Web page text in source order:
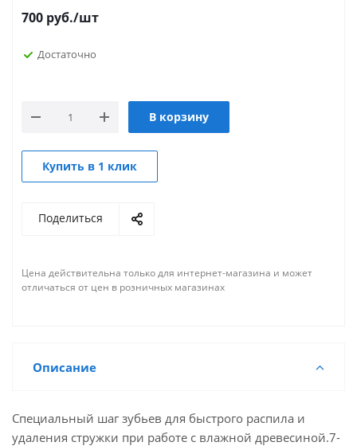
700 руб./шт
Достаточно
В корзину
Купить в 1 клик
Поделиться
Цена действительна только для интернет-магазина и может
отличаться от цен в розничных магазинах
Описание
Специальный шаг зубьев для быстрого распила и
удаления стружки при работе с влажной древесиной.7-